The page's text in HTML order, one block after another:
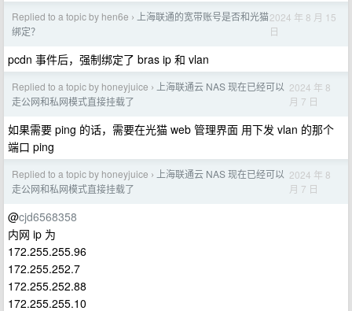
Replied to a topic by hen6e ›
上海联通的宽带账号是否和光猫
绑定？
2024 年 8 月 15
日
pcdn 事件后，强制绑定了 bras ip 和 vlan
Replied to a topic by honeyjuice ›
上海联通云 NAS 现在已经可以
走公网和私网模式直接挂载了
2024 年 8
月 7 日
如果需要 ping 的话，需要在光猫 web 管理界面 用下发 vlan 的那个
端口 ping
Replied to a topic by honeyjuice ›
上海联通云 NAS 现在已经可以
走公网和私网模式直接挂载了
2024 年 8
月 7 日
@cjd6568358
内网 ip 为
172.255.255.96
172.255.252.7
172.255.252.88
172.255.255.10